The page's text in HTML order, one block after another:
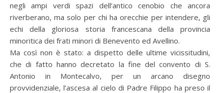
negli ampi verdi spazi dell’antico cenobio che ancora
riverberano, ma solo per chi ha orecchie per intendere, gli
echi della gloriosa storia francescana della provincia
minoritica dei frati minori di Benevento ed Avellino.
Ma così non è stato: a dispetto delle ultime vicissitudini,
che di fatto hanno decretato la fine del convento di S.
Antonio in Montecalvo, per un arcano disegno
provvidenziale, l’ascesa al cielo di Padre Filippo ha preso il